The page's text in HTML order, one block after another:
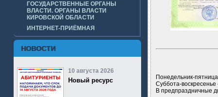
ГОСУДАРСТВЕННЫЕ ОРГАНЫ
ВЛАСТИ. ОРГАНЫ ВЛАСТИ
КИРОВСКОЙ ОБЛАСТИ
ИНТЕРНЕТ-ПРИЁМНАЯ
НОВОСТИ
10 августа 2026
Новый ресурс
Понедельник-
Суббота-
В предпраздничные